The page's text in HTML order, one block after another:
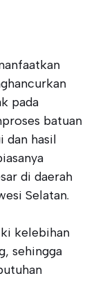
pada
batuan
dan hasil
di daerah
Selatan.
kelebihan
sehingga